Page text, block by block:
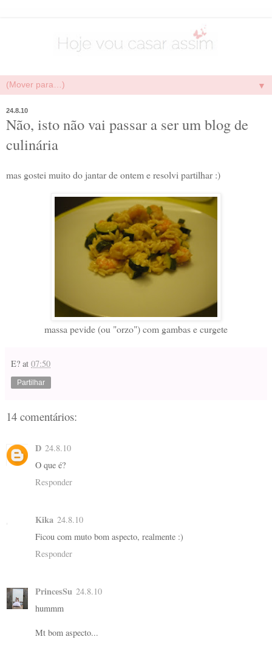
▼
24.8.10
Não, isto não vai passar a ser um blog de
culinária
mas gostei muito do jantar de ontem e resolvi partilhar :)
massa pevide (ou "orzo") com gambas e curgete
E? at 07:50
Partilhar
14 comentários:
D 24.8.10
O que é?
Responder
Kika 24.8.10
Ficou com muto bom aspecto, realmente :)
Responder
PrincesSu 24.8.10
hummm
Mt bom aspecto...